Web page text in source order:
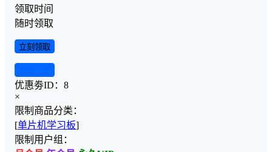
领取时间
随时领取
立刻领取
优惠劵ID： 8
×
限制商品分类：
[单片机学习板]
限制用户组：